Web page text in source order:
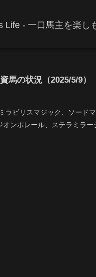
Life - 一口馬主を楽し
馬の状況（2025/5/9）
ラビリスマジック、ソード
オンポレール、ステラミラー